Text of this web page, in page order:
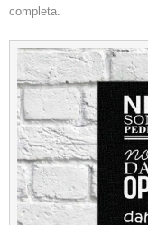
completa.